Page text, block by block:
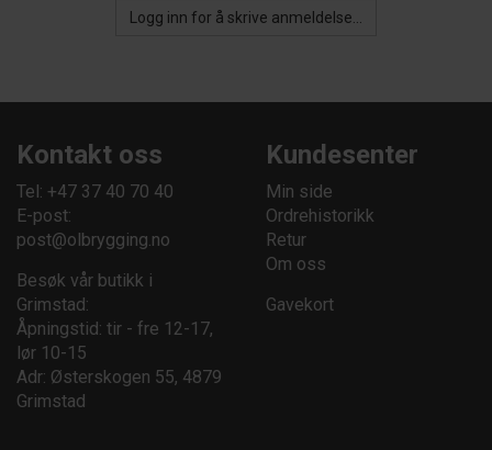
Logg inn for å skrive anmeldelse...
Kontakt oss
Tel: +47 37 40 70 40
E-post:
post@olbrygging.no
Besøk vår butikk i
Grimstad:
Åpningstid: tir - fre 12-17,
lør 10-15
Adr: Østerskogen 55, 4879
Grimstad
Kundesenter
Min side
Ordrehistorikk
Retur
Om oss
Gavekort